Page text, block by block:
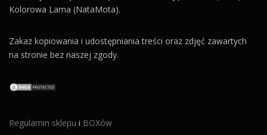
Kolorowa Lama (NataMota).
Zakaz kopiowania i udostępniania treści oraz zdjęć zawartych
na stronie bez naszej zgody.
Regulamin sklepu i BOXów